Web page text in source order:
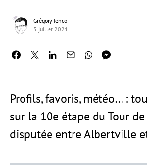
Grégory Ienco
5 juillet 2021
Profils, favoris, météo… :
sur la 10e étape du Tour
disputée entre Albertville